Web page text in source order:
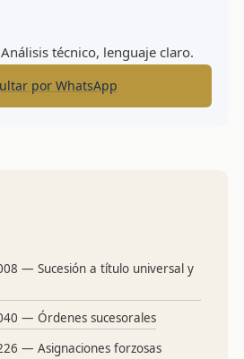
técnico, lenguaje claro.
por WhatsApp
— Sucesión a título universal y
— Órdenes sucesorales
— Asignaciones forzosas